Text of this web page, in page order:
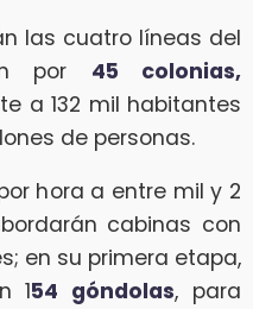
las cuatro líneas del
por 45 colonias,
a 132 mil habitantes
de personas.
hora a entre mil y 2
cabinas con
en su primera etapa,
154 góndolas, para